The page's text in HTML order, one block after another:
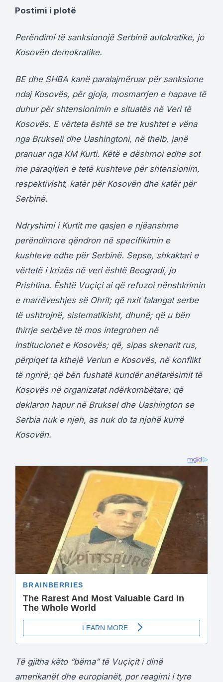
Postimi i plotë
Perëndimi të sanksionojë Serbinë autokratike, jo
Kosovën demokratike.
BE dhe SHBA kanë paralajmëruar për sanksione
ndaj Kosovës, për gjoja, mosmarrjen e hapave të
duhur për shtensionimin e situatës në Veri të
Kosovës. E vërteta është se tre kushtet e vëna
nga Brukseli dhe Uashingtoni, në thelb, janë
pranuar nga KM Kurti. Këtë e dëshmoi edhe sot
me paraqitjen e tetë kushteve për shtensionim,
respektivisht, katër për Kosovën dhe katër për
Serbinë.
Ndryshimi i Kurtit me qasjen e njëanshme
perëndimore qëndron në specifikimin e
kushteve edhe për Serbinë. Sepse, shkaktari e
vërtetë i krizës në veri është Beogradi, jo
Prishtina. Është Vuçiçi ai që refuzoi nënshkrimin
e marrëveshjes së Ohrit; që nxit falangat serbe
të ushtrojnë, sistematikisht, dhunë; që u bën
thirrje serbëve të mos integrohen në
institucionet e Kosovës; që, sipas skenarit rus,
përpiqet ta kthejë Veriun e Kosovës, në konflikt
të ngrirë; që bën fushatë kundër anëtarësimit të
Kosovës në organizatat ndërkombëtare; që
deklaron hapur në Bruksel dhe Uashington se
Serbia nuk e njeh, as nuk do ta njohë kurrë
Kosovën.
Të gjitha këto “bëma” të Vuçiçit i dinë
amerikanët dhe europianët, por reagimi i tyre